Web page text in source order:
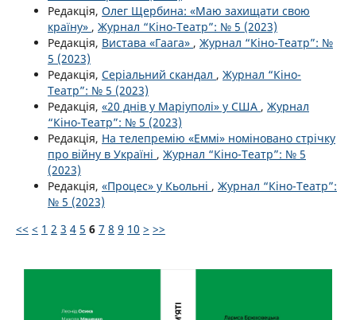
Редакція, Олег Щербина: «Маю захищати свою
країну» , Журнал “Кіно-Театр”: № 5 (2023)
Редакція, Вистава «Гаага» , Журнал “Кіно-Театр”: №
5 (2023)
Редакція, Серіальний скандал , Журнал “Кіно-
Театр”: № 5 (2023)
Редакція, «20 днів у Маріуполі» у США , Журнал
“Кіно-Театр”: № 5 (2023)
Редакція, На телепремію «Еммі» номіновано стрічку
про війну в Україні , Журнал “Кіно-Театр”: № 5
(2023)
Редакція, «Процес» у Кьольні , Журнал “Кіно-Театр”:
№ 5 (2023)
<< < 1 2 3 4 5 6 7 8 9 10 > >>